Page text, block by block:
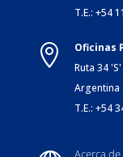
T.E.: +54

Oficinas
Ruta 34
Argentina
T.E.: +54
Acerca